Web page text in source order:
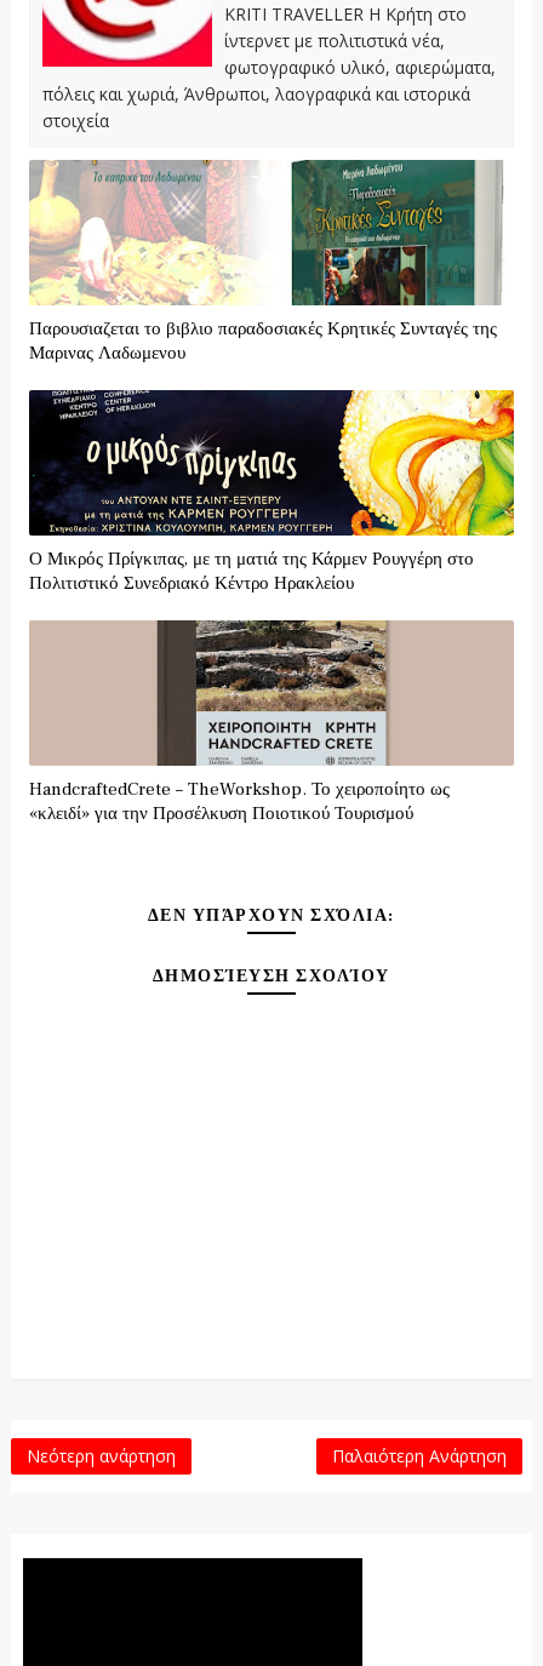
KRITI TRAVELLER Η Κρήτη στο
ίντερνετ με πολιτιστικά νέα,
φωτογραφικό υλικό, αφιερώματα,
πόλεις και χωριά, Άνθρωποι, λαογραφικά και ιστορικά
στοιχεία
Παρουσιαζεται το βιβλιο παραδοσιακές Κρητικές Συνταγές της
Μαρινας Λαδωμενου
Ο Μικρός Πρίγκιπας, με τη ματιά της Κάρμεν Ρουγγέρη στο
Πολιτιστικό Συνεδριακό Κέντρο Ηρακλείου
HandcraftedCrete – TheWorkshop. Το χειροποίητο ως
«κλειδί» για την Προσέλκυση Ποιοτικού Τουρισμού
ΔΕΝ ΥΠΆΡΧΟΥΝ ΣΧΌΛΙΑ:
ΔΗΜΟΣΊΕΥΣΗ ΣΧΟΛΊΟΥ
Νεότερη ανάρτηση Παλαιότερη Ανάρτηση